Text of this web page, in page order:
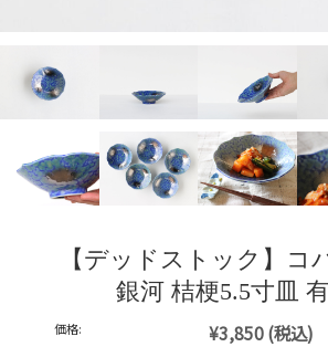
【デッドストック】コ
銀河 桔梗5.5寸皿
価格: ¥3,850(税込)